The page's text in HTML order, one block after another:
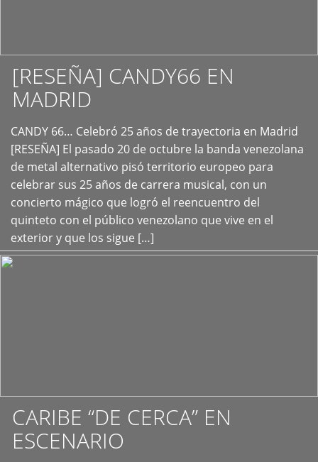
[RESEÑA] CANDY66 EN
MADRID
CANDY 66… Celebró 25 años de trayectoria en Madrid
[RESEÑA] El pasado 20 de octubre la banda venezolana
de metal alternativo pisó territorio europeo para
celebrar sus 25 años de carrera musical, con un
concierto mágico que logró el reencuentro del
quinteto con el público venezolano que vive en el
exterior y que los sigue […]
+
CARIBE “DE CERCA” EN
ESCENARIO